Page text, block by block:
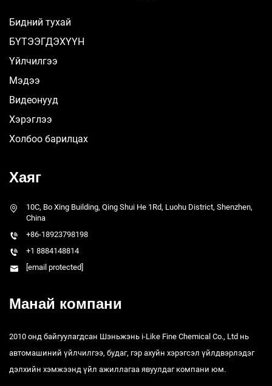
Бидний тухай
БҮТЭЭГДЭХҮҮН
Үйлчилгээ
Мэдээ
Видеонууд
Хэрэглээ
Холбоо барилцах
Хаяг
10C, Bo Xing Building, Qing Shui He 1Rd, Luohu District, Shenzhen,
China
+86-18923798198
+1 8884148814
[email protected]
Манай компани
2010 онд байгуулагдсан Шэньжэнь i-Like Fine Chemical Co., Ltd нь
автомашиний үйлчилгээ, будаг, гэр ахуйн хэрэгсэл үйлдвэрлэдэг
дэлхийн хэмжээнд үйл ажиллагаа явуулдаг компани юм.